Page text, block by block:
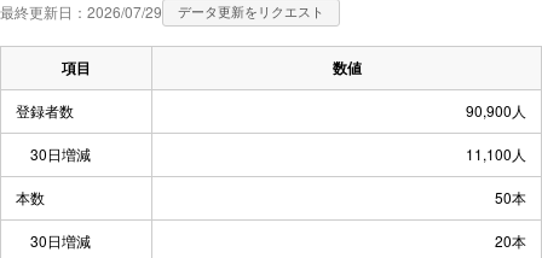
最終更新日：2026/07/29 データ更新をリクエスト
項目 数値
登録者数 90,900人
30日増減 11,100人
本数 50本
30日増減 20本